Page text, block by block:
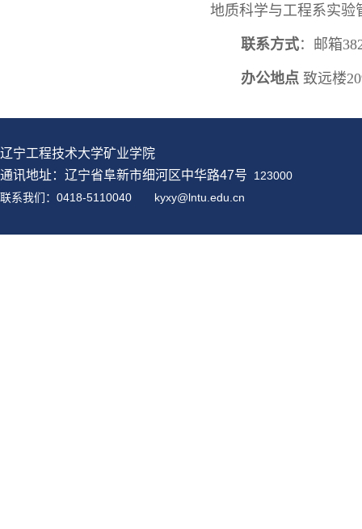
地质科学与工程系实验
联系方式：邮箱
办公地点 致远楼
辽宁工程技术大学矿业学院
通讯地址：辽宁省阜新市细河区中华路47号 123000
联系我们：0418-5110040
kyxy@lntu .edu.cn